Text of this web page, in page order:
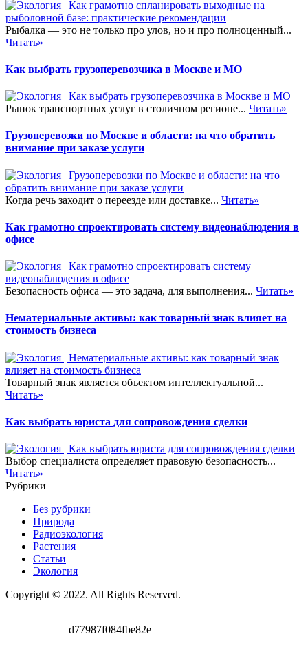
Рыбалка — это не только про улов, но и про полноценный...
Читать»
Как выбрать грузоперевозчика в Москве и МО
Рынок транспортных услуг в столичном регионе... Читать»
Грузоперевозки по Москве и области: на что обратить
внимание при заказе услуги
Когда речь заходит о переезде или доставке... Читать»
Как грамотно спроектировать систему видеонаблюдения в
офисе
Безопасность офиса — это задача, для выполнения... Читать»
Нематериальные активы: как товарный знак влияет на
стоимость бизнеса
Товарный знак является объектом интеллектуальной...
Читать»
Как выбрать юриста для сопровождения сделки
Выбор специалиста определяет правовую безопасность...
Читать»
Рубрики
Без рубрики
Природа
Радиоэкология
Растения
Статьи
Экология
Copyright © 2022. All Rights Reserved.
d77987f084fbe82e